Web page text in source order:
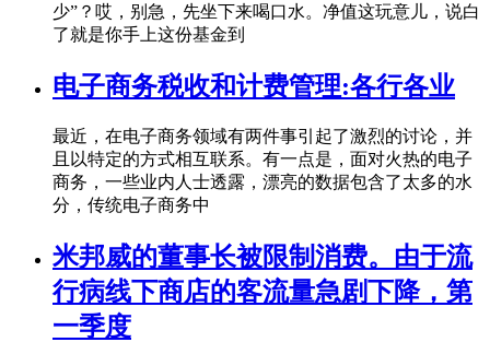
少”？哎，别急，先坐下来喝口水。净值这玩意儿，说白
了就是你手上这份基金到
电子商务税收和计费管理:各行各业
最近，在电子商务领域有两件事引起了激烈的讨论，并
且以特定的方式相互联系。有一点是，面对火热的电子
商务，一些业内人士透露，漂亮的数据包含了太多的水
分，传统电子商务中
米邦威的董事长被限制消费。由于流
行病线下商店的客流量急剧下降，第
一季度